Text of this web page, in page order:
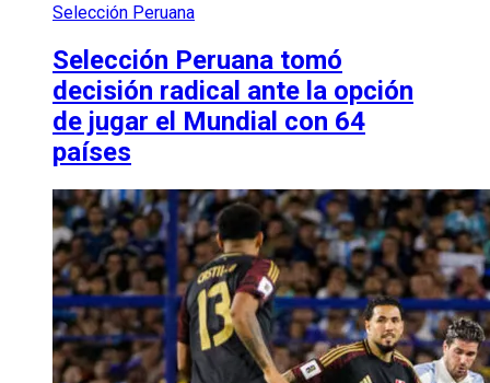
Selección Peruana
Selección Peruana tomó
decisión radical ante la opción
de jugar el Mundial con 64
países